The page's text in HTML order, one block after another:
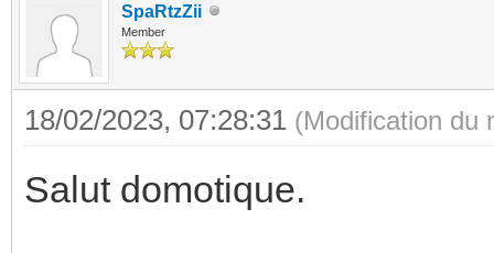
SpaRtzZii
Member
18/02/2023, 07:28:31 (Modification du
Salut domotique.